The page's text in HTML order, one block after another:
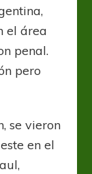
el área
penal.
pero
se vieron
en el